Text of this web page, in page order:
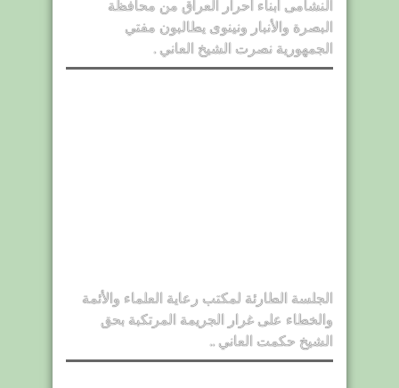
البصرة والأنبار ونينوى يطالبون مفتي
الجمهورية نصرت الشيخ العاني .
الجلسة الطارئة لمكتب رعاية العلماء والأئمة
والخطاء على غرار الجريمة المرتكبة بحق
الشيخ حكمت العاني ..